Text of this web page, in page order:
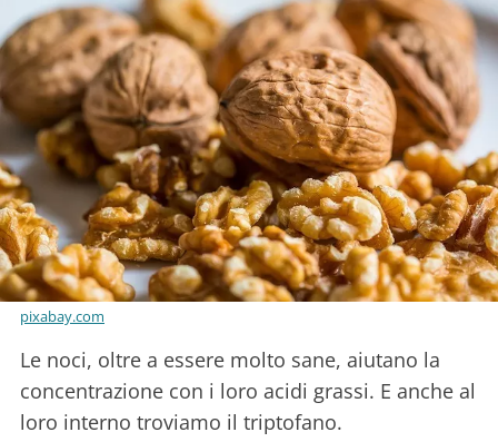
pixabay.com
Le noci, oltre a essere molto sane, aiutano la
concentrazione con i loro acidi grassi. E anche al
loro interno troviamo il triptofano.